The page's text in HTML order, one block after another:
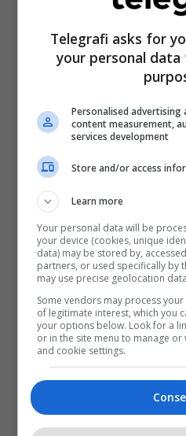
Telegrafi asks for
your personal
Personalised
content measurement,
services development
Store and/or access
Learn more
Your personal data will be
your device (cookies, unique
data) may be stored by,
partners, or used specifically by
may use precise geolocation
Some vendors may process
of legitimate interest, which you
your options below. Look for a
or in the site menu to manage
and cookie settings.